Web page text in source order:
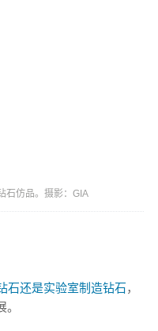
石仿品。摄影：GIA
石还是实验室制造钻石，